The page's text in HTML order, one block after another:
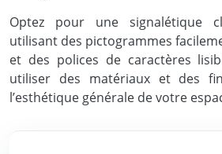
Optez pour une signalétique
utilisant des pictogrammes
et des polices de caractères
utiliser des matériaux et des
l’esthétique générale de votre